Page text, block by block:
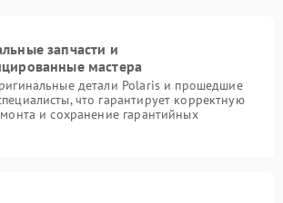
запчасти и
мастера
детали Polaris и прошедшие
что гарантирует корректную
и сохранение гарантийных